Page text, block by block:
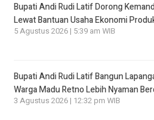
Bupati Andi Rudi Latif Dorong
Lewat Bantuan Usaha Ekonomi
5 Agustus 2026 | 5:39 am WIB
Bupati Andi Rudi Latif Bangun
Warga Madu Retno Lebih Nyaman
3 Agustus 2026 | 12:32 pm WIB